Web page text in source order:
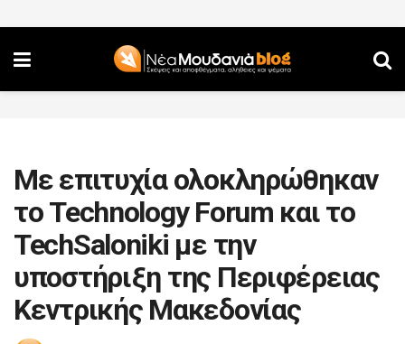
Με επιτυχία ολοκληρώθηκαν
το Technology Forum και το
TechSaloniki με την
υποστήριξη της Περιφέρειας
Κεντρικής Μακεδονίας